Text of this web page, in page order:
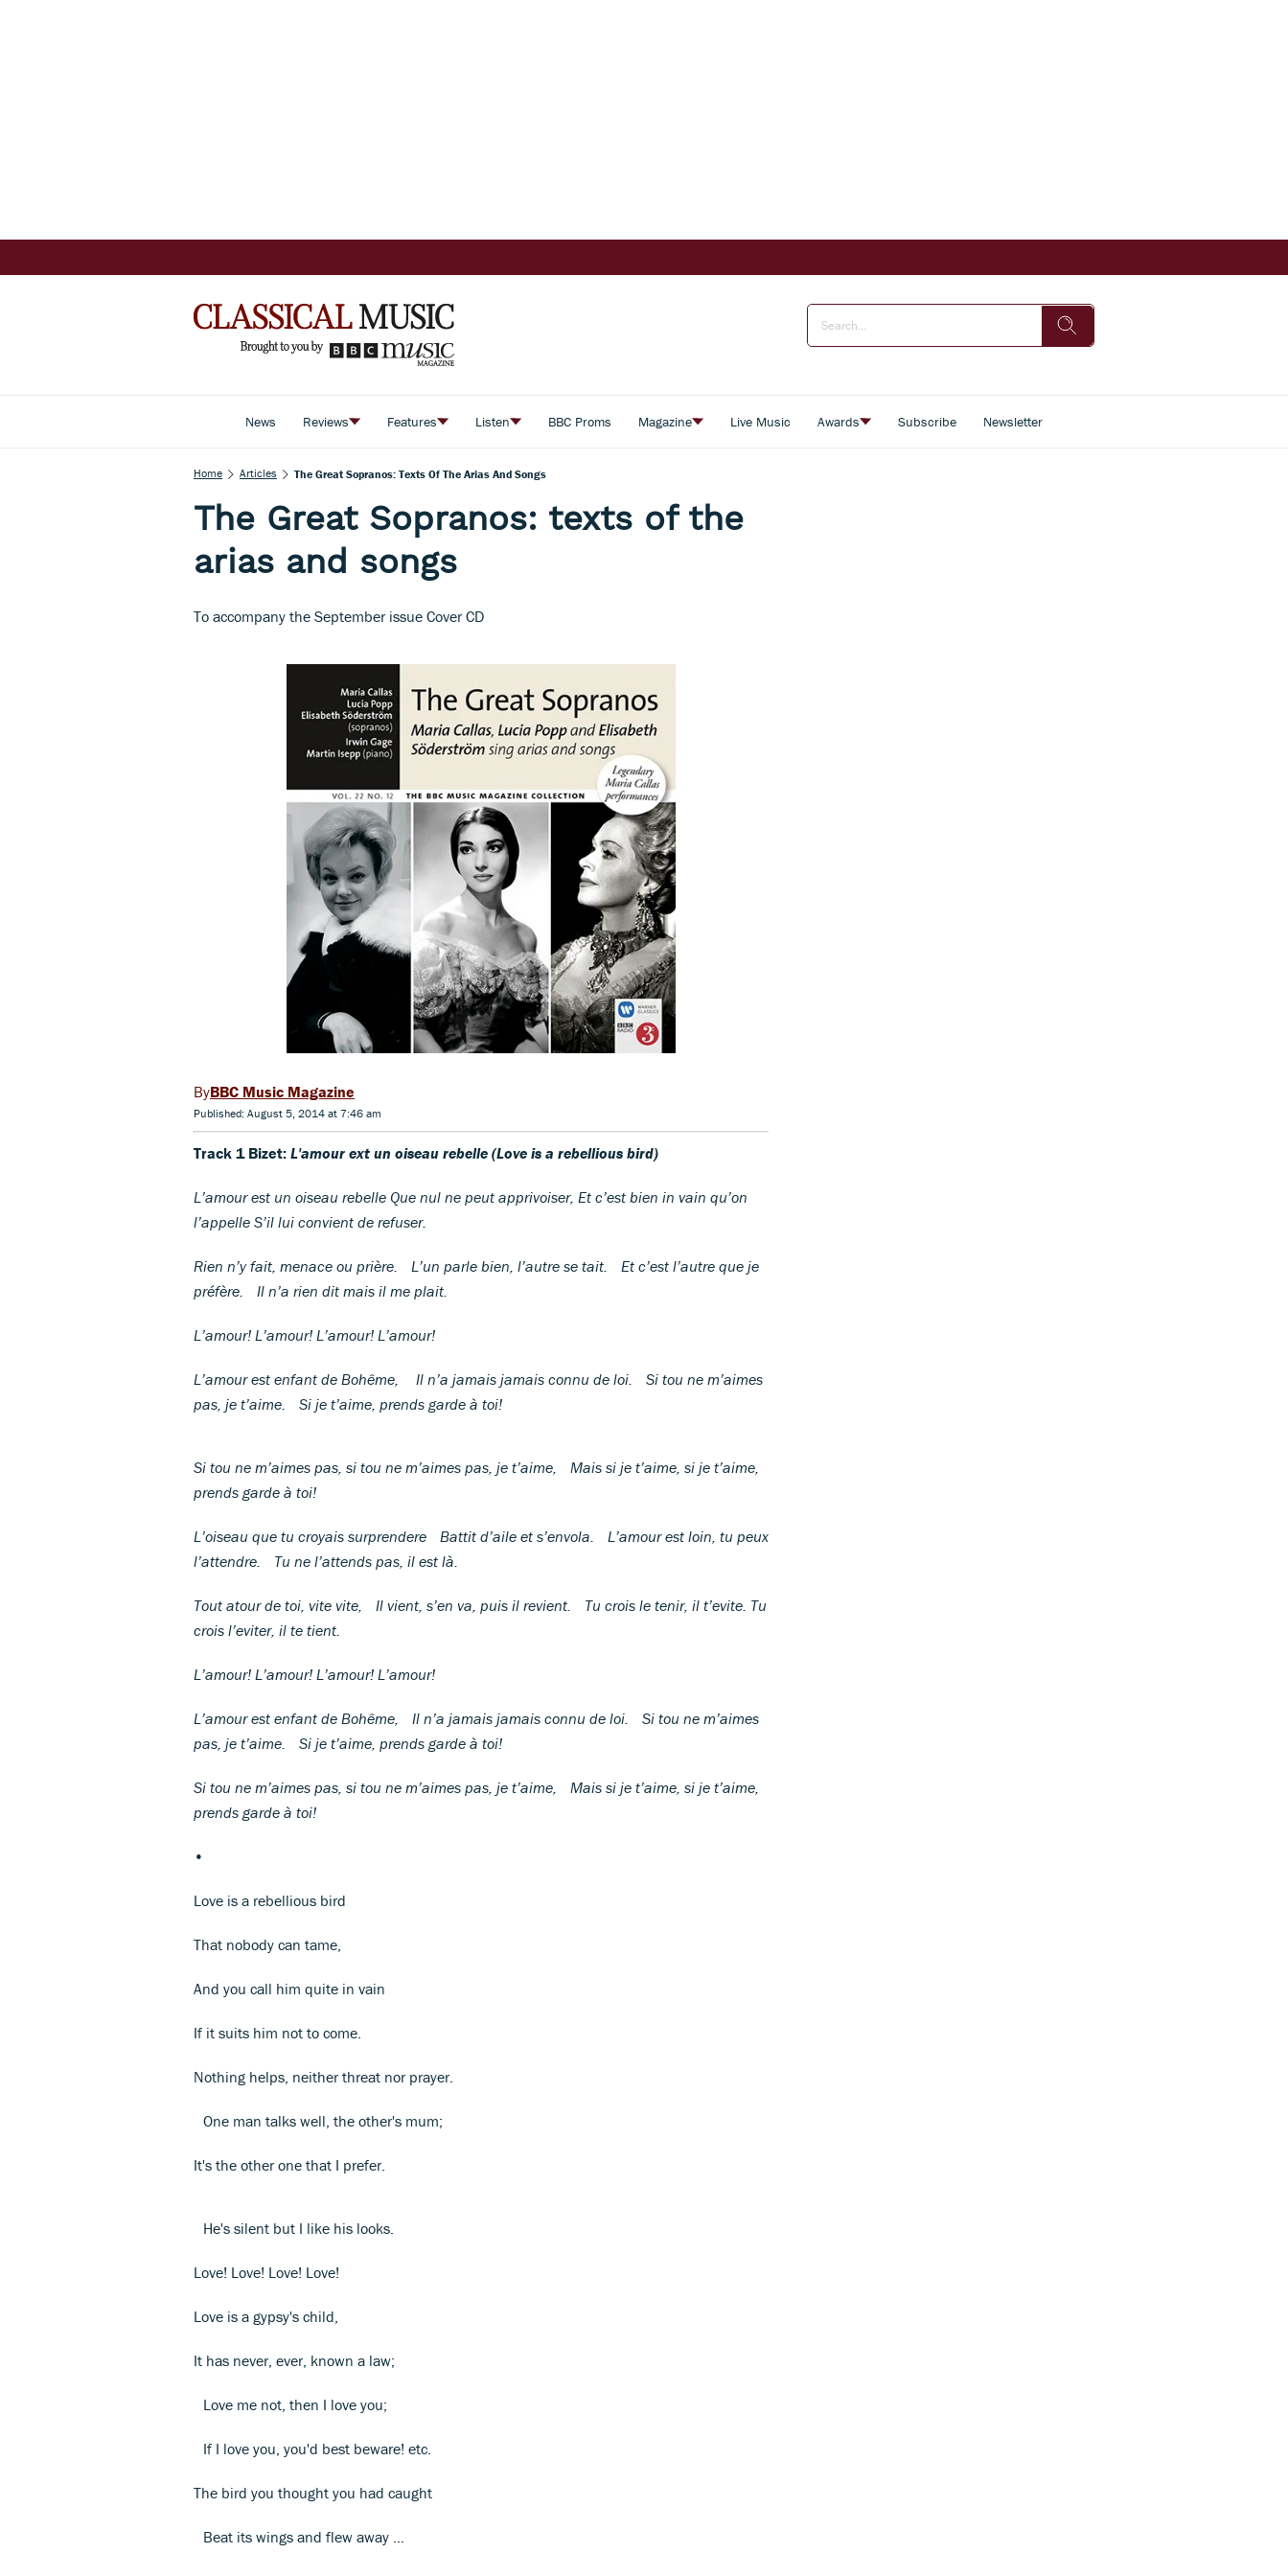
News Reviews Features Listen BBC Proms Magazine Live Music Awards Subscribe Newsletter
Home Articles The Great Sopranos: Texts Of The Arias And Songs
The Great Sopranos: texts of the
arias and songs
To accompany the September issue Cover CD
BBC Music Magazine
Published: August 5, 2014 at 7:46 am
Track 1 Bizet: L'amour ext un oiseau rebelle (Love is a rebellious bird)
L’amour est un oiseau rebelle Que nul ne peut apprivoiser, Et c’est bien in vain qu’on
l’appelle S’il lui convient de refuser.
Rien n’y fait, menace ou prière. L’un parle bien, l’autre se tait. Et c’est l’autre que je
préfère. Il n’a rien dit mais il me plait.
L’amour! L’amour! L’amour! L’amour!
L’amour est enfant de Bohême, Il n’a jamais jamais connu de loi. Si tou ne m’aimes
pas, je t’aime. Si je t’aime, prends garde à toi!
Si tou ne m’aimes pas, si tou ne m’aimes pas, je t’aime, Mais si je t’aime, si je t’aime,
prends garde à toi!
L’oiseau que tu croyais surprendere Battit d’aile et s’envola. L’amour est loin, tu peux
l’attendre. Tu ne l’attends pas, il est là.
Tout atour de toi, vite vite, Il vient, s’en va, puis il revient. Tu crois le tenir, il t’evite. Tu
crois l’eviter, il te tient.
L’amour! L’amour! L’amour! L’amour!
L’amour est enfant de Bohême, Il n’a jamais jamais connu de loi. Si tou ne m’aimes
pas, je t’aime. Si je t’aime, prends garde à toi!
Si tou ne m’aimes pas, si tou ne m’aimes pas, je t’aime, Mais si je t’aime, si je t’aime,
prends garde à toi!
•
Love is a rebellious bird
That nobody can tame,
And you call him quite in vain
If it suits him not to come.
Nothing helps, neither threat nor prayer.
One man talks well, the other's mum;
It's the other one that I prefer.
He's silent but I like his looks.
Love! Love! Love! Love!
Love is a gypsy's child,
It has never, ever, known a law;
Love me not, then I love you;
If I love you, you'd best beware! etc.
The bird you thought you had caught
Beat its wings and flew away ...